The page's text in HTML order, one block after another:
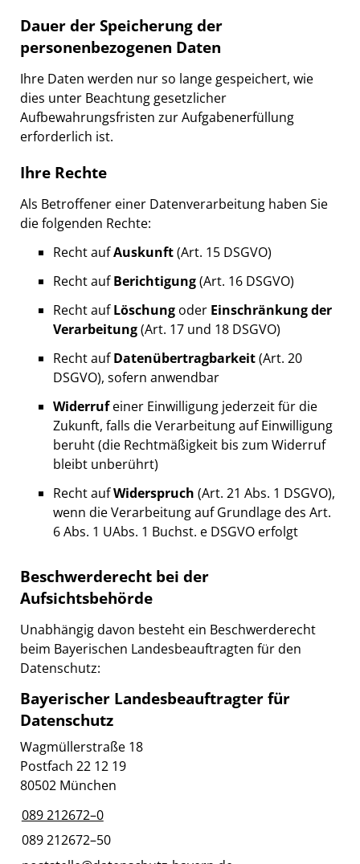
Dauer der Speicherung der
personenbezogenen Daten
Ihre Daten werden nur so lange gespeichert, wie
dies unter Beachtung gesetzlicher
Aufbewahrungsfristen zur Aufgabenerfüllung
erforderlich ist.
Ihre Rechte
Als Betroffener einer Datenverarbeitung haben Sie
die folgenden Rechte:
Recht aufAuskunft(Art. 15 DSGVO)
Recht aufBerichtigung(Art. 16 DSGVO)
Recht aufLöschung oder Einschränkung der
Verarbeitung(Art. 17 und 18 DSGVO)
Recht aufDatenübertragbarkeit(Art. 20
DSGVO), sofern anwendbar
Widerrufeiner Einwilligung jederzeit für die
Zukunft, falls die Verarbeitung auf Einwilligung
beruht (die Rechtmäßigkeit bis zum Widerruf
bleibt unberührt)
Recht aufWiderspruch (Art. 21 Abs. 1 DSGVO),
wenn die Verarbeitung auf Grundlage des Art.
6 Abs. 1 UAbs. 1 Buchst. e DSGVO erfolgt
Beschwerderecht bei der
Aufsichtsbehörde
Unabhängig davon besteht ein Beschwerderecht
beim Bayerischen Landesbeauftragten für den
Datenschutz:
Bayerischer Landesbeauftragter für
Datenschutz
Wagmüllerstraße 18
Postfach 22 12 19
80502 München
089 212672–0
089 212672–50